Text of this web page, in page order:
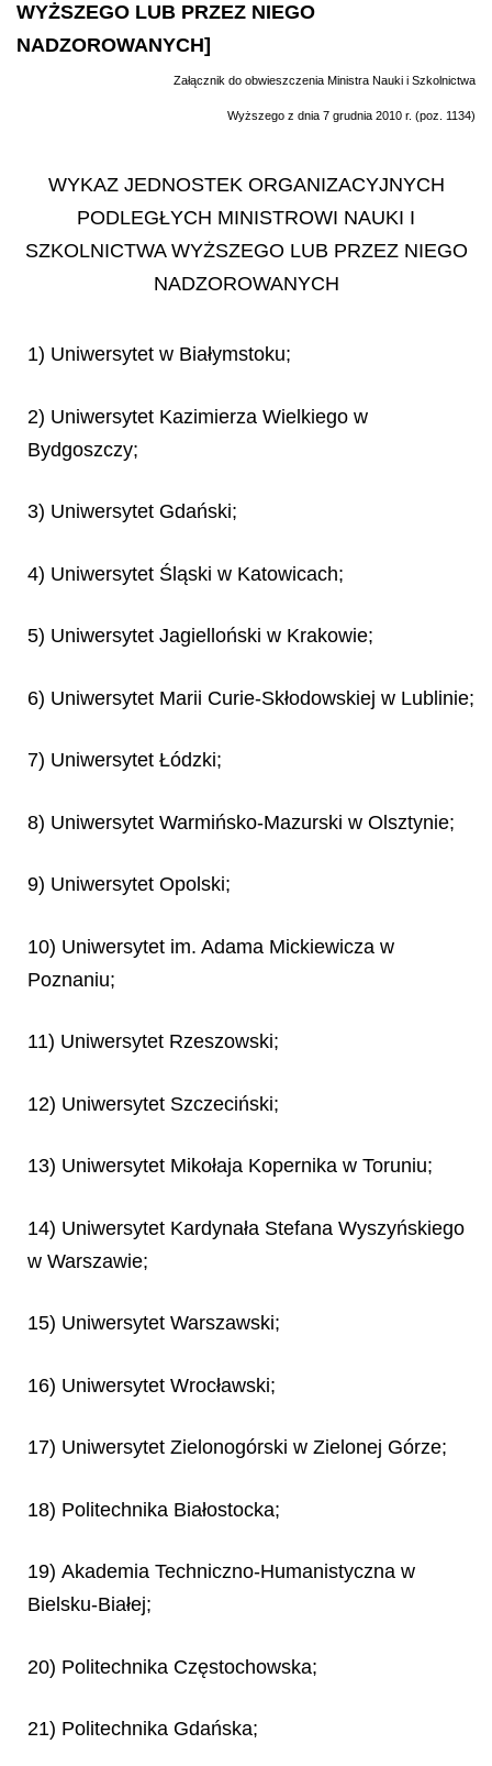
WYŻSZEGO LUB PRZEZ NIEGO
NADZOROWANYCH]
Załącznik do obwieszczenia Ministra Nauki i Szkolnictwa
Wyższego z dnia 7 grudnia 2010 r. (poz. 1134)
WYKAZ JEDNOSTEK ORGANIZACYJNYCH
PODLEGŁYCH MINISTROWI NAUKI I
SZKOLNICTWA WYŻSZEGO LUB PRZEZ NIEGO
NADZOROWANYCH
1) Uniwersytet w Białymstoku;
2) Uniwersytet Kazimierza Wielkiego w
Bydgoszczy;
3) Uniwersytet Gdański;
4) Uniwersytet Śląski w Katowicach;
5) Uniwersytet Jagielloński w Krakowie;
6) Uniwersytet Marii Curie-Skłodowskiej w Lublinie;
7) Uniwersytet Łódzki;
8) Uniwersytet Warmińsko-Mazurski w Olsztynie;
9) Uniwersytet Opolski;
10) Uniwersytet im. Adama Mickiewicza w
Poznaniu;
11) Uniwersytet Rzeszowski;
12) Uniwersytet Szczeciński;
13) Uniwersytet Mikołaja Kopernika w Toruniu;
14) Uniwersytet Kardynała Stefana Wyszyńskiego
w Warszawie;
15) Uniwersytet Warszawski;
16) Uniwersytet Wrocławski;
17) Uniwersytet Zielonogórski w Zielonej Górze;
18) Politechnika Białostocka;
19) Akademia Techniczno-Humanistyczna w
Bielsku-Białej;
20) Politechnika Częstochowska;
21) Politechnika Gdańska;